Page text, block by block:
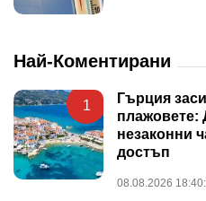
Най-Коментирани
1
Гърция
плажовете:
незаконни
достъп
08.08.2026